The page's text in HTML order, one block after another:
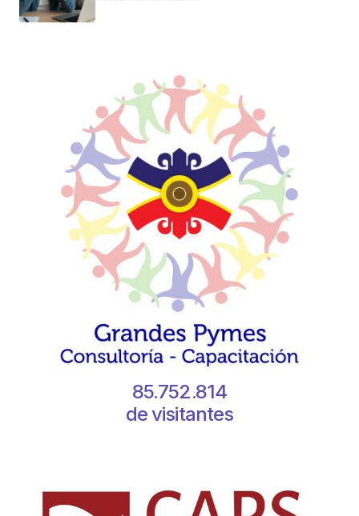
85.752.814
de visitantes